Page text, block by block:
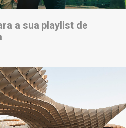
a sua playlist de